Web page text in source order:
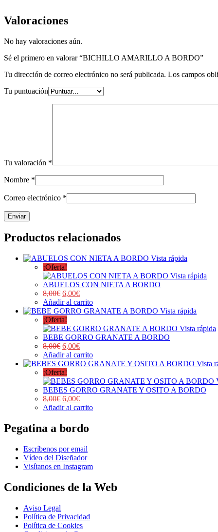
Valoraciones
No hay valoraciones aún.
Sé el primero en valorar “BICHILLO AMARILLO A BORDO”
Tu dirección de correo electrónico no será publicada. Los campos
Tu puntuación
Tu valoración *
Nombre *
Correo electrónico *
Productos relacionados
Vista rápida
¡Oferta!
Vista rápida
ABUELOS CON NIETA A BORDO
8,00€ 6,00€
Añadir al carrito
Vista rápida
¡Oferta!
Vista rápida
BEBE GORRO GRANATE A BORDO
8,00€ 6,00€
Añadir al carrito
Vista
¡Oferta!
BEBES GORRO GRANATE Y OSITO A BORDO
8,00€ 6,00€
Añadir al carrito
Pegatina a bordo
Escríbenos por email
Vídeo del Diseñador
Visítanos en Instagram
Condiciones de la Web
Aviso Legal
Política de Privacidad
Política de Cookies